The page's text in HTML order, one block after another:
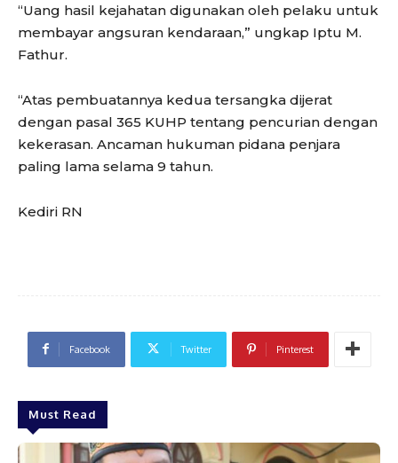
“Uang hasil kejahatan digunakan oleh pelaku untuk
membayar angsuran kendaraan,” ungkap Iptu M.
Fathur.
“Atas pembuatannya kedua tersangka dijerat
dengan pasal 365 KUHP tentang pencurian dengan
kekerasan. Ancaman hukuman pidana penjara
paling lama selama 9 tahun.
Kediri RN
Facebook Twitter Pinterest
Must Read